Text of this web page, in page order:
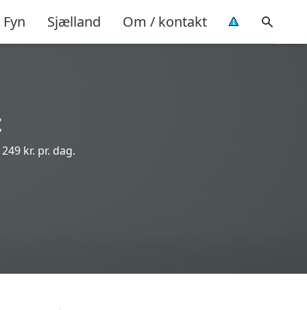
Fyn Sjælland Om / kontakt
kr. pr. dag.